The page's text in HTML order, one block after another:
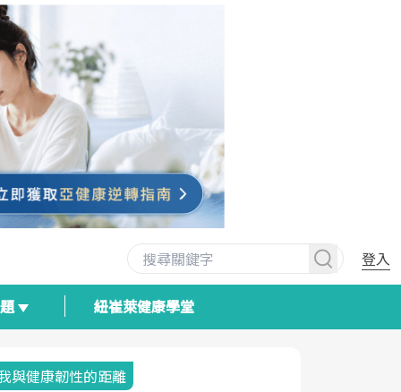
登入
紐崔萊健康學堂
與健康韌性的距離